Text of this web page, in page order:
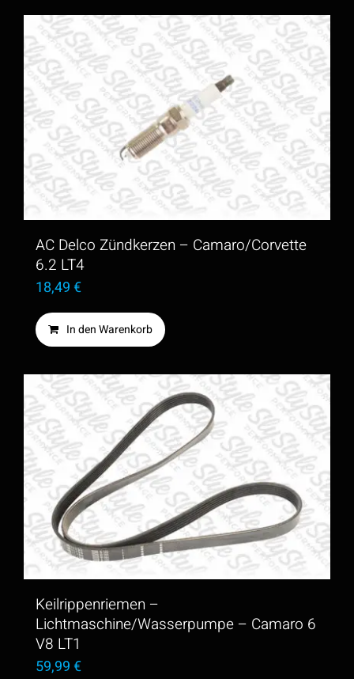
AC Delco Zündkerzen – Camaro/Corvette
6.2 LT4
18,49€
In den Warenkorb
Keilrippenriemen –
Lichtmaschine/Wasserpumpe – Camaro 6
V8 LT1
59,99€